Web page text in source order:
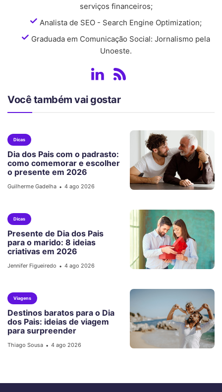
serviços financeiros;
Analista de SEO - Search Engine Optimization;
Graduada em Comunicação Social: Jornalismo pela
Unoeste.
Você também vai gostar
Dicas
Dia dos Pais com o padrasto:
como comemorar e escolher
o presente em 2026
Guilherme Gadelha • 4 ago 2026
Dicas
Presente de Dia dos Pais
para o marido: 8 ideias
criativas em 2026
Jennifer Figueiredo • 4 ago 2026
Viagens
Destinos baratos para o Dia
dos Pais: ideias de viagem
para surpreender
Thiago Sousa • 4 ago 2026